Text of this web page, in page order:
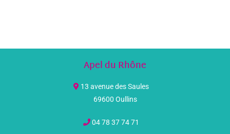
Apel du Rhône
13 avenue des Saules
69600 Oullins
04 78 37 74 71